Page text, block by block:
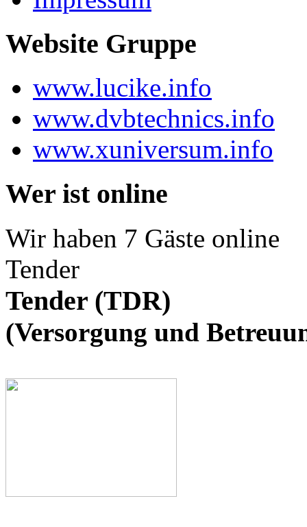
Website Gruppe
www.lucike.info
www.dvbtechnics.info
www.xuniversum.info
Wer ist online
Wir haben 7 Gäste online
Tender
Tender (TDR)
(Versorgung und